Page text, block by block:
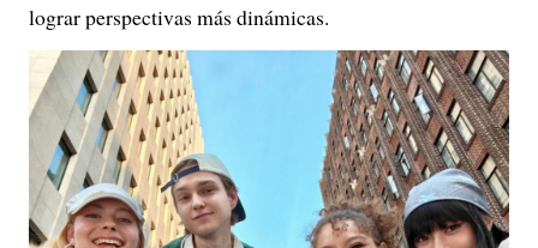
lograr perspectivas más dinámicas.